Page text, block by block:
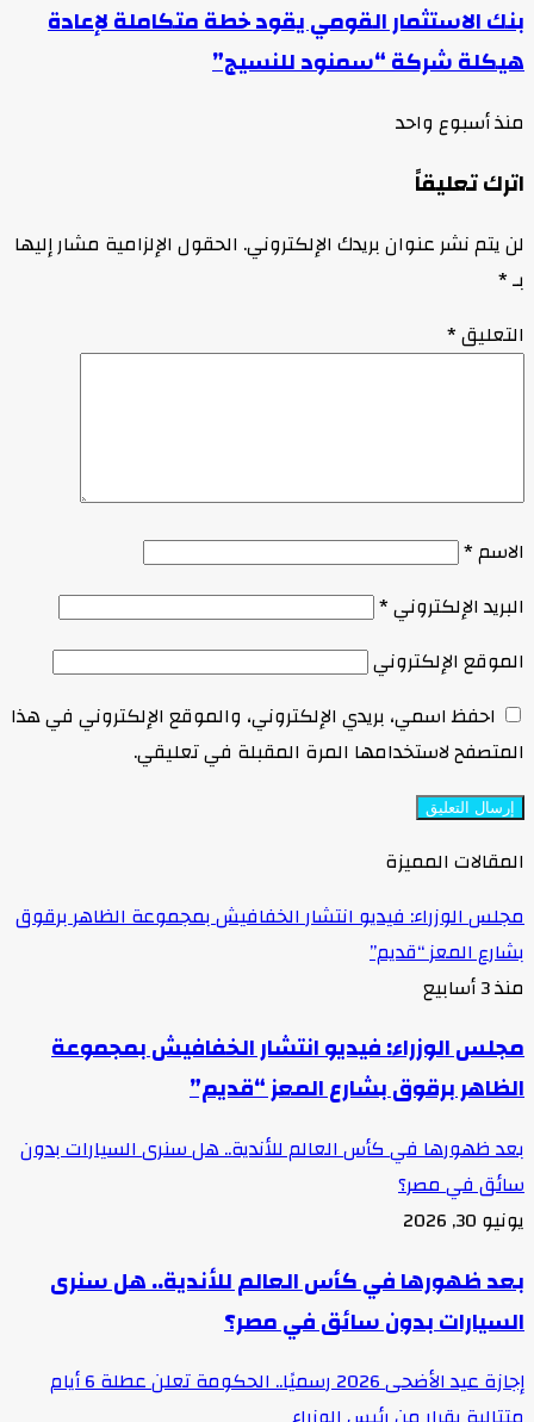
بنك الاستثمار القومي يقود خطة متكاملة لإعادة
هيكلة شركة “سمنود للنسيج”
منذ أسبوع واحد
اترك تعليقاً
لن يتم نشر عنوان بريدك الإلكتروني. الحقول الإلزامية مشار إليها
بـ*
التعليق*
الاسم*
البريد الإلكتروني*
الموقع الإلكتروني
احفظ اسمي، بريدي الإلكتروني، والموقع الإلكتروني في هذا
المتصفح لاستخدامها المرة المقبلة في تعليقي.
المقالات المميزة
مجلس الوزراء: فيديو انتشار الخفافيش بمجموعة الظاهر برقوق
بشارع المعز “قديم”
منذ 3 أسابيع
مجلس الوزراء: فيديو انتشار الخفافيش بمجموعة
الظاهر برقوق بشارع المعز “قديم”
بعد ظهورها في كأس العالم للأندية.. هل سنرى السيارات بدون
سائق في مصر؟
يونيو 30, 2026
بعد ظهورها في كأس العالم للأندية.. هل سنرى
السيارات بدون سائق في مصر؟
إجازة عيد الأضحى 2026 رسميًا.. الحكومة تعلن عطلة 6 أيام